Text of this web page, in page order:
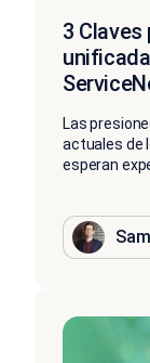
3
Las
actuales de
esperan